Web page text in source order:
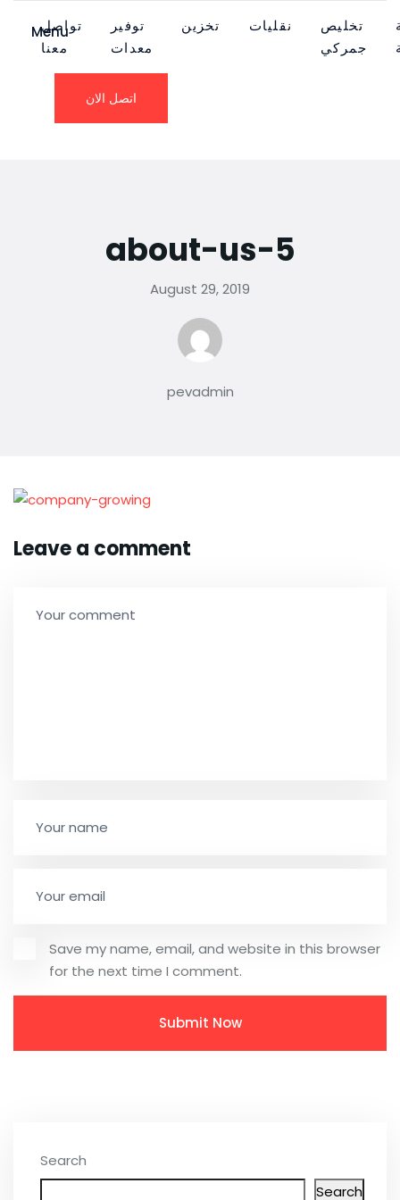
Menu
تواصل
معنا
توفير
معدات
تخزين نقليات
تخليص
جمركي
اتصل الان
about-us-5
August 29, 2019
pevadmin
Leave a comment
Save my name, email, and website in this browser
for the next time I comment.
Search
Search